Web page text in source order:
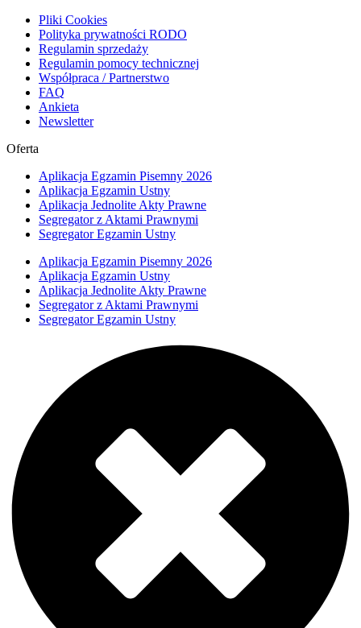
Pliki Cookies
Polityka prywatności RODO
Regulamin sprzedaży
Regulamin pomocy technicznej
Współpraca / Partnerstwo
FAQ
Ankieta
Newsletter
Oferta
Aplikacja Egzamin Pisemny 2026
Aplikacja Egzamin Ustny
Aplikacja Jednolite Akty Prawne
Segregator z Aktami Prawnymi
Segregator Egzamin Ustny
Aplikacja Egzamin Pisemny 2026
Aplikacja Egzamin Ustny
Aplikacja Jednolite Akty Prawne
Segregator z Aktami Prawnymi
Segregator Egzamin Ustny